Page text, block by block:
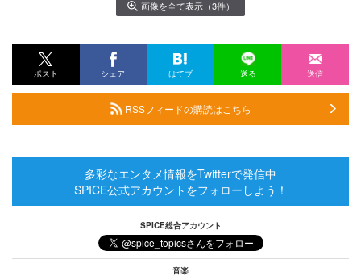
画像を全て表示（3件）
ポスト シェア はてブ 送る 送信
RSSフィードの購読はこちら
多彩なエンタメ情報をTwitterで発信中
SPICE公式アカウントをフォローしよう！
SPICE総合アカウント
音楽